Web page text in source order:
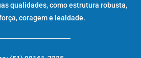
qualidades, como estrutura robusta,
coragem e lealdade.